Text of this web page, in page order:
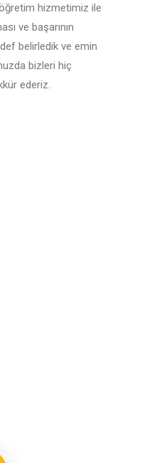
öğretim hizmetimiz ile
ve başarının
belirledik ve emin
bizleri hiç
ederiz.